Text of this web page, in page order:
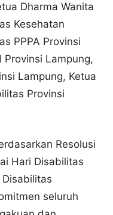
Dharma Wanita
Kesehatan
PPPA Provinsi
Provinsi Lampung,
Lampung, Ketua
Provinsi
Resolusi
Hari Disabilitas
seluruh